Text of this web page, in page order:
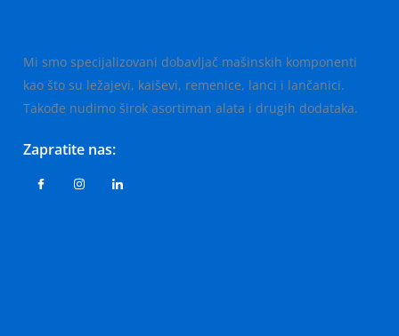
Mi smo specijalizovani dobavljač mašinskih komponenti
kao što su ležajevi, kaiševi, remenice, lanci i lančanici.
Takođe nudimo širok asortiman alata i drugih dodataka.
Zapratite nas: